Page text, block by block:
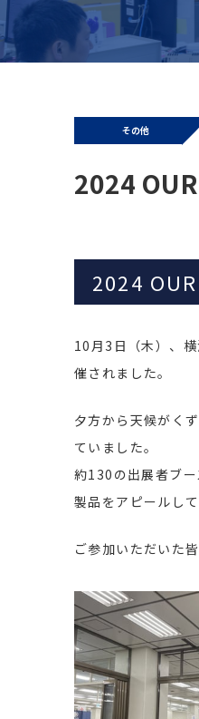
その他
2024
2024
10月3日（木）、
催されました。
夕方から天候がく
ていました。
約130の出展者ブ
製品をアピールして
ご参加いただいた